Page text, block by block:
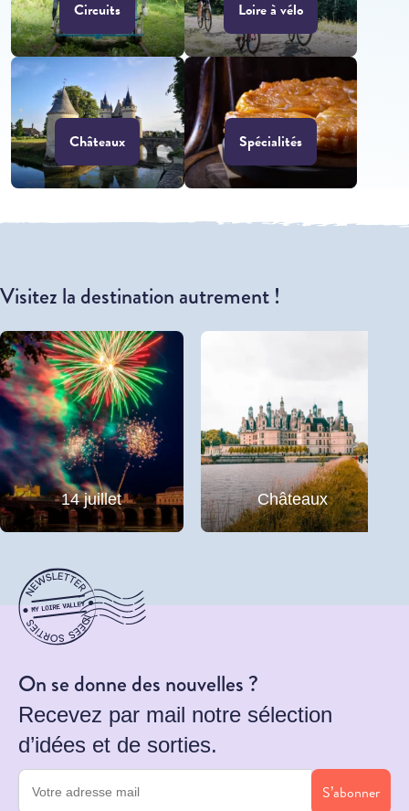
Circuits Loire à vélo
Châteaux Spécialités
Visitez la destination autrement !
14 juillet Châteaux
On se donne des nouvelles ?
Recevez par mail notre sélection
d’idées et de sorties.
S’abonner